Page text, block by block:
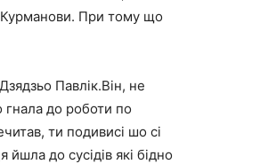
Курманови. При тому що
Павлік.Він, не
гнала до роботи по
ти подивисі шо сі
йшла до сусідів які бідно